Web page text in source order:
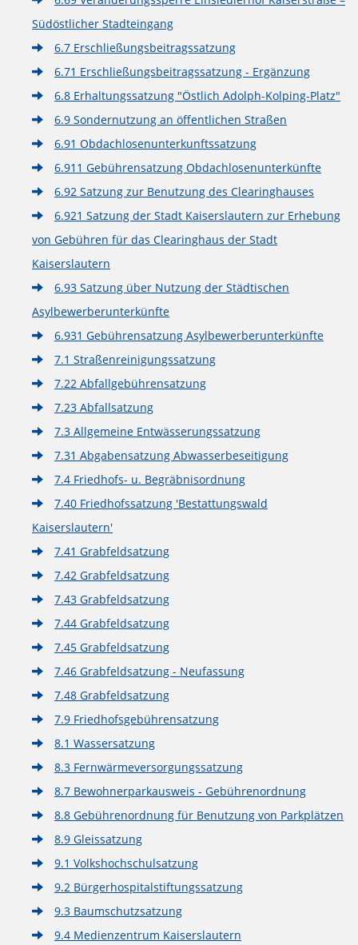
Südöstlicher Stadteingang
6.7 Erschließungsbeitragssatzung
6.71 Erschließungsbeitragssatzung - Ergänzung
6.8 Erhaltungssatzung "Östlich Adolph-Kolping-Platz"
6.9 Sondernutzung an öffentlichen Straßen
6.91 Obdachlosenunterkunftssatzung
6.911 Gebührensatzung Obdachlosenunterkünfte
6.92 Satzung zur Benutzung des Clearinghauses
6.921 Satzung der Stadt Kaiserslautern zur Erhebung
von Gebühren für das Clearinghaus der Stadt
Kaiserslautern
6.93 Satzung über Nutzung der Städtischen
Asylbewerberunterkünfte
6.931 Gebührensatzung Asylbewerberunterkünfte
7.1 Straßenreinigungssatzung
7.22 Abfallgebührensatzung
7.23 Abfallsatzung
7.3 Allgemeine Entwässerungssatzung
7.31 Abgabensatzung Abwasserbeseitigung
7.4 Friedhofs- u. Begräbnisordnung
7.40 Friedhofssatzung 'Bestattungswald
Kaiserslautern'
7.41 Grabfeldsatzung
7.42 Grabfeldsatzung
7.43 Grabfeldsatzung
7.44 Grabfeldsatzung
7.45 Grabfeldsatzung
7.46 Grabfeldsatzung - Neufassung
7.48 Grabfeldsatzung
7.9 Friedhofsgebührensatzung
8.1 Wassersatzung
8.3 Fernwärmeversorgungssatzung
8.7 Bewohnerparkausweis - Gebührenordnung
8.8 Gebührenordnung für Benutzung von Parkplätzen
8.9 Gleissatzung
9.1 Volkshochschulsatzung
9.2 Bürgerhospitalstiftungssatzung
9.3 Baumschutzsatzung
9.4 Medienzentrum Kaiserslautern